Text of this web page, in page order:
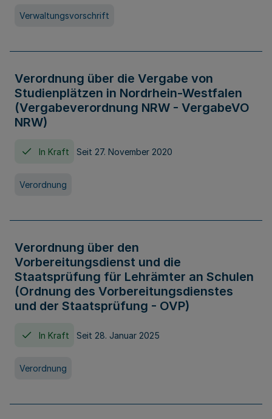
Verwaltungsvorschrift
Verordnung über die Vergabe von
Studienplätzen in Nordrhein-Westfalen
(Vergabeverordnung NRW - VergabeVO
NRW)
In Kraft Seit 27. November 2020
Verordnung
Verordnung über den
Vorbereitungsdienst und die
Staatsprüfung für Lehrämter an Schulen
(Ordnung des Vorbereitungsdienstes
und der Staatsprüfung - OVP)
In Kraft Seit 28. Januar 2025
Verordnung